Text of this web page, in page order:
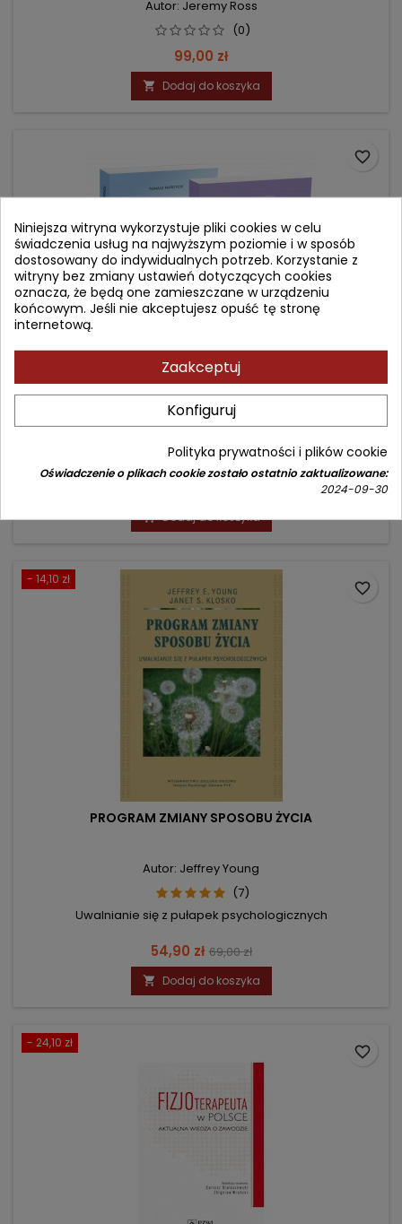
Autor: Jeremy Ross
(0)
Cena
99,00 zł
 Dodaj do koszyka
PAKIET: CZTERY FILARY ZDROWIA + W POSZUKIWANIU
DIAGNOZY
(0)
 Dodaj do koszyka
favorite_border
- 14,10 zł
PROGRAM ZMIANY SPOSOBU ŻYCIA
Autor: Jeffrey Young
(7)
Uwalnianie się z pułapek psychologicznych
Cena
54,90 zł Cena
podstawowa
69,00 zł
 Dodaj do koszyka
favorite_border
- 24,10 zł
favorite_border
Niniejsza witryna wykorzystuje pliki cookies w celu
świadczenia usług na najwyższym poziomie i w sposób
dostosowany do indywidualnych potrzeb. Korzystanie z
witryny bez zmiany ustawień dotyczących cookies
oznacza, że będą one zamieszczane w urządzeniu
końcowym. Jeśli nie akceptujesz opuść tę stronę
internetową.
Zaakceptuj
Konfiguruj
Polityka prywatności i plików cookie
Oświadczenie o plikach cookie zostało ostatnio zaktualizowane:
2024-09-30